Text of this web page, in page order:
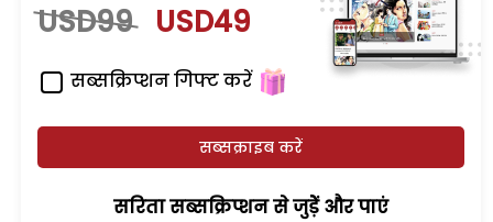
USD99 USD49
सब्सक्रिप्शन गिफ्ट करें
सब्सक्राइब करें
सरिता सब्सक्रिप्शन से जुड़ेें और पाएं